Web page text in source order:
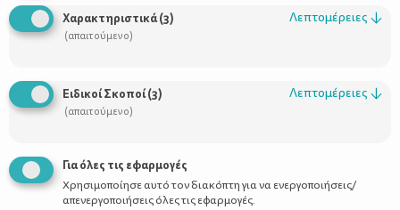
Φωτεινούλας
Χαρακτηριστικά(3)
(απαιτούμενο)
Λεπτομέρειες ↓
Ειδικοί Σκοποί(3)
(απαιτούμενο)
Λεπτομέρειες ↓
Για όλες τις εφαρμογές
Χρησιμοποίησε αυτό τον διακόπτη για να ενεργοποιήσεις/
απενεργοποιήσεις όλες τις εφαρμογές.